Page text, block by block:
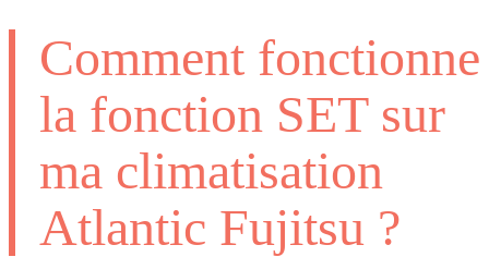
Comment fonctionne
la fonction SET sur
ma climatisation
Atlantic Fujitsu ?